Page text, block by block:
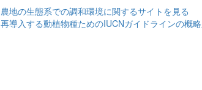
農地の生態系での調和環境に関するサイトを見る
再導入する動植物種ためのIUCNガイドラインの概